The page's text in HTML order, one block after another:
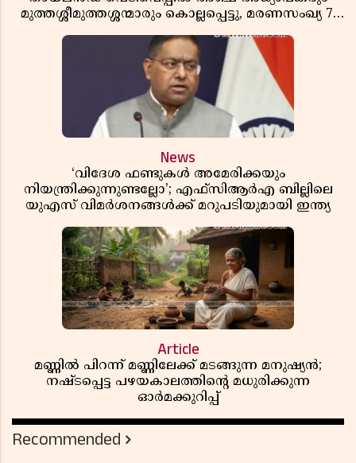
മുത്തശ്ശീമുത്തശ്ശന്മാരും കൊല്ലപ്പെട്ടു, മരണസംഖ്യ 7;
News
‘വിദേശ ഫണ്ടുകൾ അമേരിക്കയും
നിയന്ത്രിക്കുന്നുണ്ടല്ലോ’; എഫ്സിആർഎ ബില്ലിലെ
യുഎസ് വിമർശനങ്ങൾക്ക് മറുപടിയുമായി ഇന്ത്യ
Article
മണ്ണിൽ പിറന്ന് മണ്ണിലേക്ക് മടങ്ങുന്ന മനുഷ്യൻ;
നഷ്ടപ്പെട്ട പഴയകാലത്തിൻ്റെ മധുരിക്കുന്ന
ഓർമക്കുറിപ്പ്
Recommended